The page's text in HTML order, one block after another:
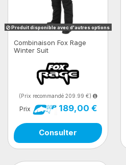
Produit disponible avec d'autres options
Combinaison Fox Rage
Winter Suit
(Prix recommandé 209.99 €)
Prix 189,00 €
Consulter